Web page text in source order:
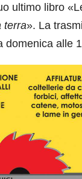
ultimo libro
terra». La
domenica alle